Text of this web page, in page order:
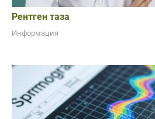
Рентген таза
Информация